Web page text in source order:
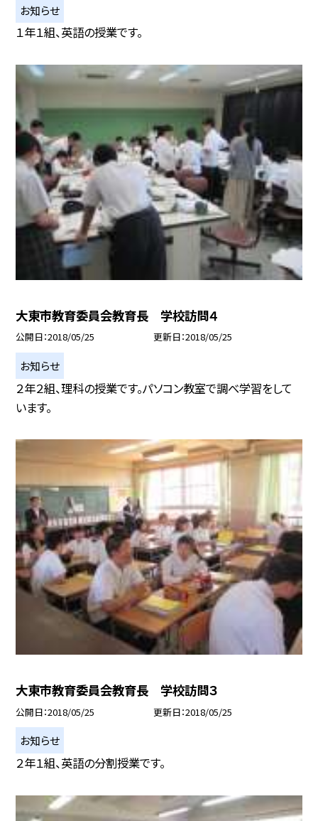
お知らせ
１年１組、英語の授業です。
大東市教育委員会教育長 学校訪問４
公開日 2018/05/25 更新日 2018/05/25
お知らせ
２年２組、理科の授業です。パソコン教室で調べ学習をして
います。
大東市教育委員会教育長 学校訪問３
公開日 2018/05/25 更新日 2018/05/25
お知らせ
２年１組、英語の分割授業です。